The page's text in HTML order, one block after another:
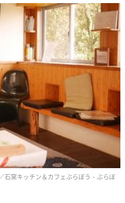
石窯キッチン＆カフェぶらぼう・ぶらぼ